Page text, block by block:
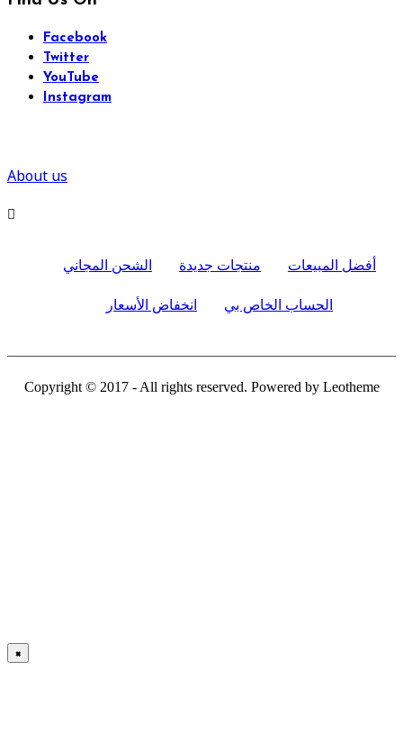
Facebook
Twitter
YouTube
Instagram
About us

الشحن المجاني منتجات جديدة
أفضل المبيعات
انخفاض الأسعار
الحساب الخاص بي
Copyright © 2017 - All rights reserved. Powered by Leotheme
×